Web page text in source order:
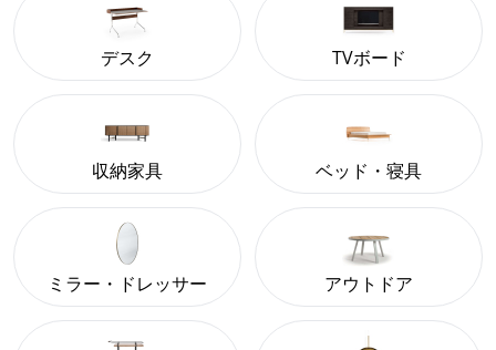
デスク TVボード
収納家具 ベッド・寝具
ミラー・ドレッサー アウトドア